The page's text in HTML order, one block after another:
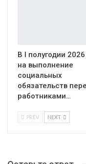
В I полугодии 2026
на выполнение
социальных
обязательств
работниками…
PREV NEXT